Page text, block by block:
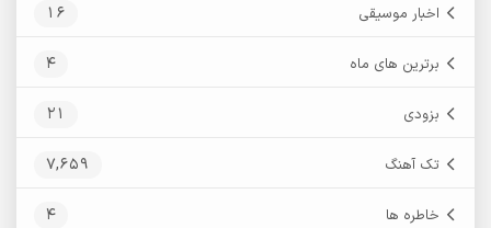
اخبار موسیقی 16
برترین های ماه 4
بزودی 21
تک آهنگ 7,659
خاطره ها 4